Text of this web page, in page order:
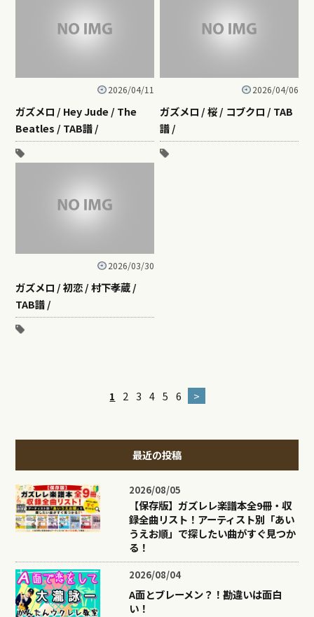
2026/04/11
ガズメロ / Hey Jude / The
Beatles / TAB譜 /
2026/04/06
ガズメロ / 桜 / コブクロ / TAB
譜 /
2026/03/30
ガズメロ / 初恋 / 村下孝蔵 /
TAB譜 /
1 2 3 4 5 6 >
最近の投稿
2026/08/05
【保存版】ガズレレ楽譜本全9冊・収
録全曲リスト！アーティスト別「あい
うえお順」で探したい曲がすぐ見つか
る！
2026/08/04
A面とブレーメン？！勘違いは面白
い！